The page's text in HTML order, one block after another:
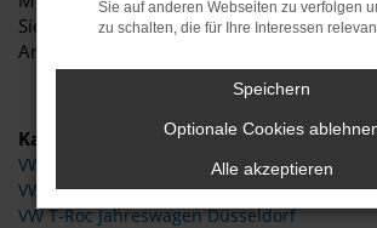
Sie gerne und stehen Ihnen für all Ihre
Antwort.
Kategorie
VW T-Roc Gebrauchtwagen Düsseldorf
VW T-Roc Tageszulassung Düsseldorf
VW T-Roc Jahreswagen Düsseldorf
Sie auf anderen Webseiten zu verfolgen
zu schalten, die für Ihre Interessen
Speichern
Optionale Cookies
Alle akzeptieren